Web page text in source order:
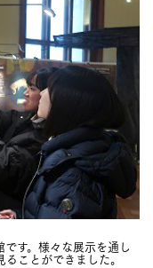
す。様々な展示を通し
ことができました。